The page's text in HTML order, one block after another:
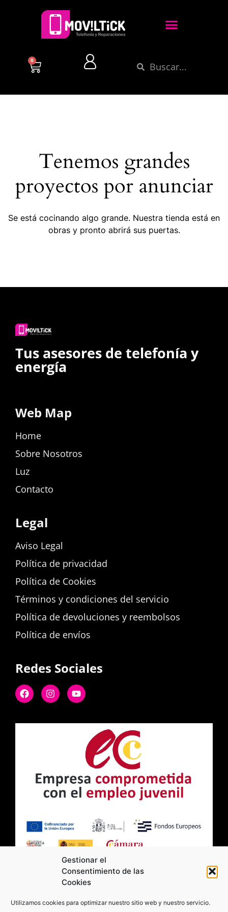
Gestionar el
Consentimiento de las
Cookies
Utilizamos cookies para optimizar nuestro sitio web y nuestro servicio.
0
Tenemos grandes
proyectos por anunciar
Se está cocinando algo grande. Nuestra tienda está en
obras y pronto abrirá sus puertas.
Tus asesores de telefonía y
energía
Web Map
Home
Sobre Nosotros
Luz
Contacto
Legal
Aviso Legal
Política de privacidad
Política de Cookies
Términos y condiciones del servicio
Política de devoluciones y reembolsos
Política de envíos
Redes Sociales
2026 Moviltick technologies. Todos los